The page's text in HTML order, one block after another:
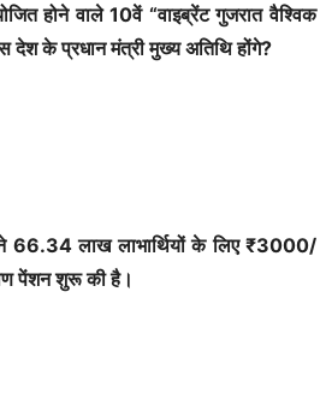
होने वाले 10वें “वाइब्रेंट गुजरात वैश्विक
के प्रधान मंत्री मुख्य अतिथि होंगे?
66.34 लाख लाभार्थियों के लिए ₹3000/
पेंशन शुरू की है।